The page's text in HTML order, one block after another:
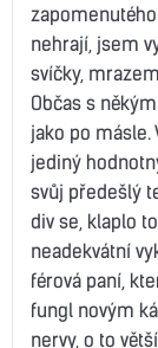
nehrají, jsem
svíčky,
Občas s
jako po másle.
jediný
svůj předešlý
div se, klaplo
neadekvátní
férová paní,
fungl novým
nervy, o to